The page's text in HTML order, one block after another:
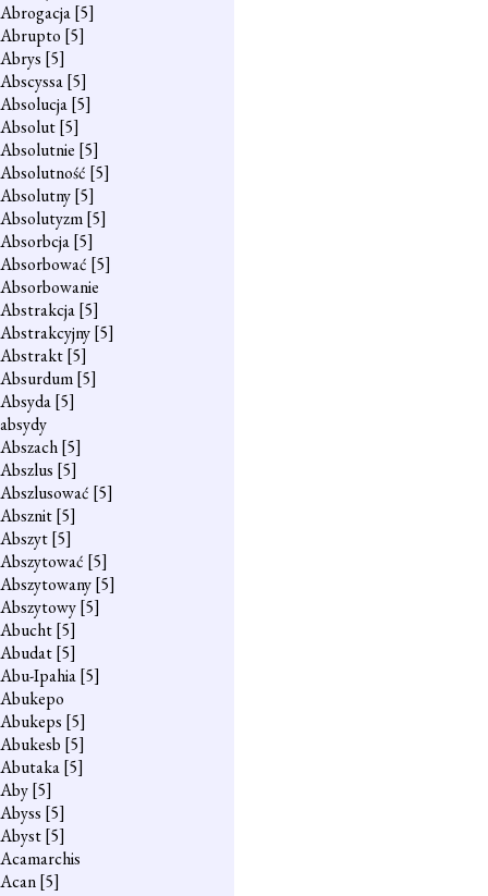
Abrogacja[5]
Abrupto [5]
Abrys [5]
Abscyssa[5]
Absolucja[5]
Absolut[5]
Absolutnie [5]
Absolutność [5]
Absolutny[5]
Absolutyzm[5]
Absorbcja[5]
Absorbować [5]
Absorbowanie
Abstrakcja[5]
Abstrakcyjny[5]
Abstrakt[5]
Absurdum[5]
Absyda[5]
absydy
Abszach[5]
Abszlus [5]
Abszlusować [5]
Absznit[5]
Abszyt[5]
Abszytować [5]
Abszytowany[5]
Abszytowy[5]
Abucht[5]
Abudat[5]
Abu-Ipahia[5]
Abukepo
Abukeps [5]
Abukesb [5]
Abutaka[5]
Aby[5]
Abyss [5]
Abyst[5]
Acamarchis
Acan[5]